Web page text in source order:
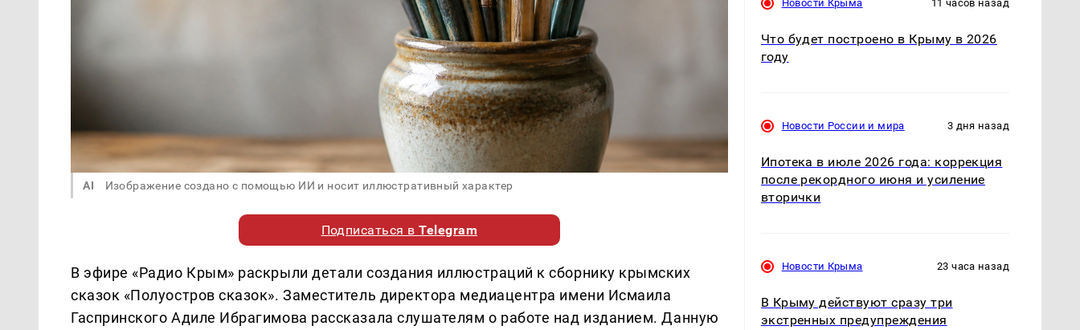
AI Изображение создано с помощью ИИ и носит иллюстративный характер
Подписаться вTelegram
В эфире «Радио Крым» раскрыли детали создания иллюстраций к сборнику крымских
сказок «Полуостров сказок». Заместитель директора медиацентра имени Исмаила
Гаспринского Адиле Ибрагимова рассказала слушателям о работе над изданием. Данную
Новости Крыма 11 часов назад
Что будет построено в Крыму в 2026
году
Новости России и мира 3 дня назад
Ипотека в июле 2026 года: коррекция
после рекордного июня и усиление
вторички
Новости Крыма 23 часа назад
В Крыму действуют сразу три
экстренных предупреждения